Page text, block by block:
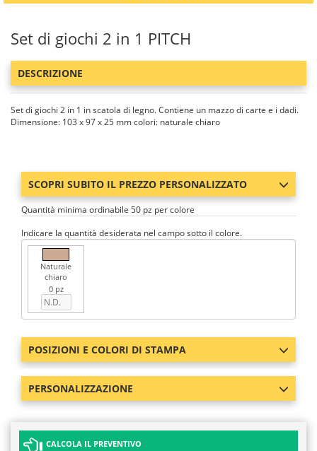
Set di giochi 2 in 1 PITCH
DESCRIZIONE
Set di giochi 2 in 1 in scatola di legno. Contiene un mazzo di carte e i dadi.
Dimensione: 103 x 97 x 25 mm colori: naturale chiaro
SCOPRI SUBITO IL PREZZO PERSONALIZZATO
Quantità minima ordinabile 50 pz per colore
Indicare la quantità desiderata nel campo sotto il colore.
Naturale
chiaro
0 pz
POSIZIONI E COLORI DI STAMPA
PERSONALIZZAZIONE
CALCOLA IL PREVENTIVO